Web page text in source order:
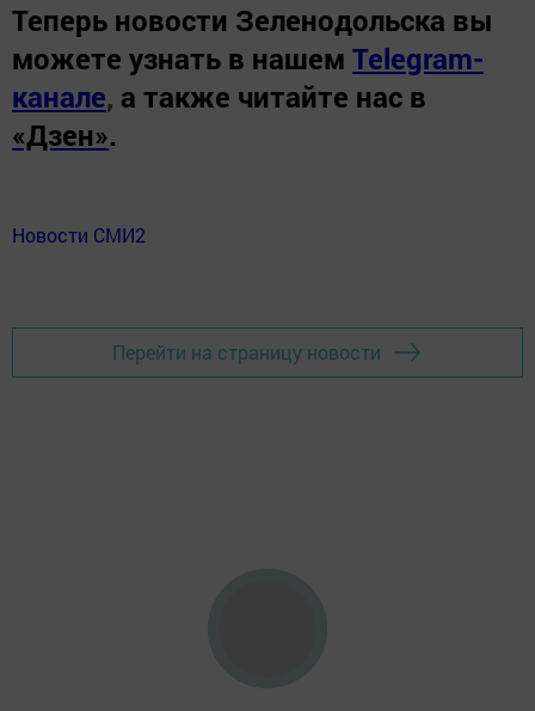
Теперь новости Зеленодольска вы
можете узнать в нашем Telegram-
канале, а также читайте нас в
«Дзен».
Новости СМИ2
Перейти на страницу новости